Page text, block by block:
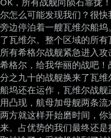
尔怎么可能发现我们？很
旁边停泊着一艘瓦维尔船
了瓦维尔。整个区域的所
所有希格尔战舰紧急进入
希格尔，给我华丽的战吧
分之九十的战舰换来了瓦
船坞还在运作，瓦维尔战
用凸现，航母加母舰两条流
两方就这样开始磨时间，
来。占优势的我们最终还